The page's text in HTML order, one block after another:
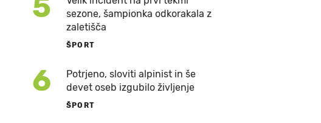
5
sezone, šampionka odkorakala z
zaletišča
ŠPORT
6
Potrjeno, sloviti alpinist in še
devet oseb izgubilo življenje
ŠPORT